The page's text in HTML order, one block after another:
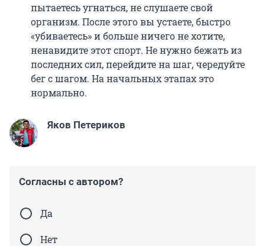
пытаетесь угнаться, не слушаете свой
организм. После этого вы устаете, быстро
«убиваетесь» и больше ничего не хотите,
ненавидите этот спорт. Не нужно бежать из
последних сил, перейдите на шаг, чередуйте
бег с шагом. На начальных этапах это
нормально.
Яков Петериков
Согласны с автором?
Да
Нет